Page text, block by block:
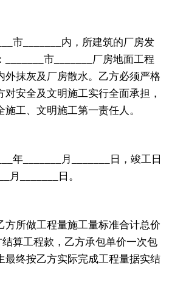
市_______内，所建筑的厂房发
市_______厂房地面工程
外抹灰及厂房散水。乙方必须严格
安全及文明施工实行全面承担，
工、文明施工第一责任人。
年_______月_______日，竣工日
月_______日。
方所做工程量施工量标准合计总价
算工程款，乙方承包单价一次包
最终按乙方实际完成工程量据实结